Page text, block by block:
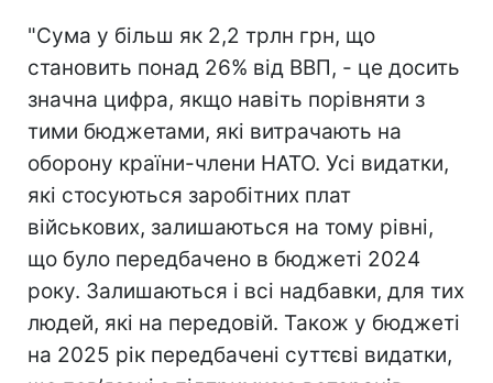
"Сума у більш як 2,2 трлн грн, що
становить понад 26% від ВВП, - це досить
значна цифра, якщо навіть порівняти з
тими бюджетами, які витрачають на
оборону країни-члени НАТО. Усі видатки,
які стосуються заробітних плат
військових, залишаються на тому рівні,
що було передбачено в бюджеті 2024
року. Залишаються і всі надбавки, для тих
людей, які на передовій. Також у бюджеті
на 2025 рік передбачені суттєві видатки,